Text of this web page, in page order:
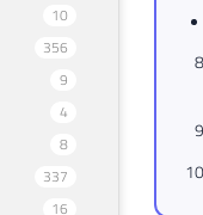
10
356
9
4
8
337
16